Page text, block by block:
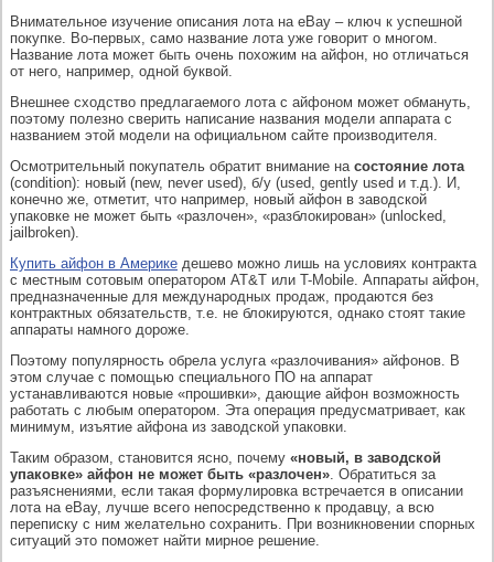
Внимательное изучение описания лота на eBay – ключ к успешной
покупке. Во-первых, само название лота уже говорит о многом.
Название лота может быть очень похожим на айфон, но отличаться
от него, например, одной буквой.
Внешнее сходство предлагаемого лота с айфоном может обмануть,
поэтому полезно сверить написание названия модели аппарата с
названием этой модели на официальном сайте производителя.
Осмотрительный покупатель обратит внимание на состояние лота
(condition): новый (new, never used), б/у (used, gently used и т.д.). И,
конечно же, отметит, что например, новый айфон в заводской
упаковке не может быть «разлочен», «разблокирован» (unlocked,
jailbroken).
Купить айфон в Америке дешево можно лишь на условиях контракта
с местным сотовым оператором AT&T или T-Mobile. Аппараты айфон,
предназначенные для международных продаж, продаются без
контрактных обязательств, т.е. не блокируются, однако стоят такие
аппараты намного дороже.
Поэтому популярность обрела услуга «разлочивания» айфонов. В
этом случае с помощью специального ПО на аппарат
устанавливаются новые «прошивки», дающие айфон возможность
работать с любым оператором. Эта операция предусматривает, как
минимум, изъятие айфона из заводской упаковки.
Таким образом, становится ясно, почему «новый, в заводской
упаковке» айфон не может быть «разлочен». Обратиться за
разъяснениями, если такая формулировка встречается в описании
лота на eBay, лучше всего непосредственно к продавцу, а всю
переписку с ним желательно сохранить. При возникновении спорных
ситуаций это поможет найти мирное решение.